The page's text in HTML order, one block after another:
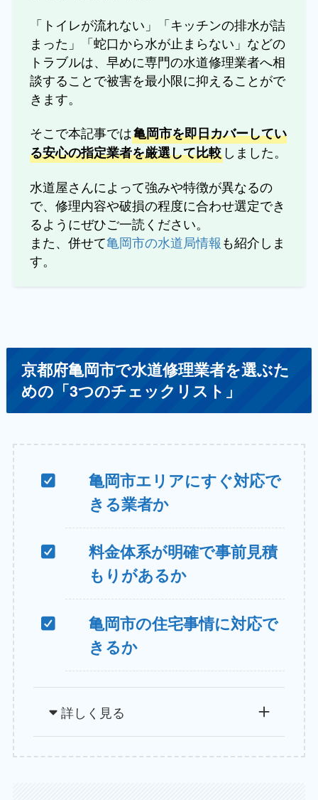
「トイレが流れない」「キッチンの排水が詰
まった」「蛇口から水が止まらない」などの
トラブルは、早めに専門の水道修理業者へ相
談することで被害を最小限に抑えることがで
きます。
そこで本記事では亀岡市を即日カバーしてい
る安心の指定業者を厳選して比較 しました。
水道屋さんによって強みや特徴が異なるの
で、修理内容や破損の程度に合わせ選定でき
るようにぜひご一読ください。
また、併せて亀岡市の水道局情報も紹介しま
す。
京都府亀岡市で水道修理業者を選ぶた
めの「3つのチェックリスト」
亀岡市エリアにすぐ対応で
きる業者か
料金体系が明確で事前見積
もりがあるか
亀岡市の住宅事情に対応で
きるか
詳しく見る